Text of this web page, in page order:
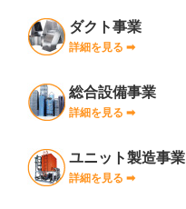
ダクト事業
詳細を見る ➡︎
総合設備事業
詳細を見る ➡︎
ユニット製造事業
詳細を見る ➡︎